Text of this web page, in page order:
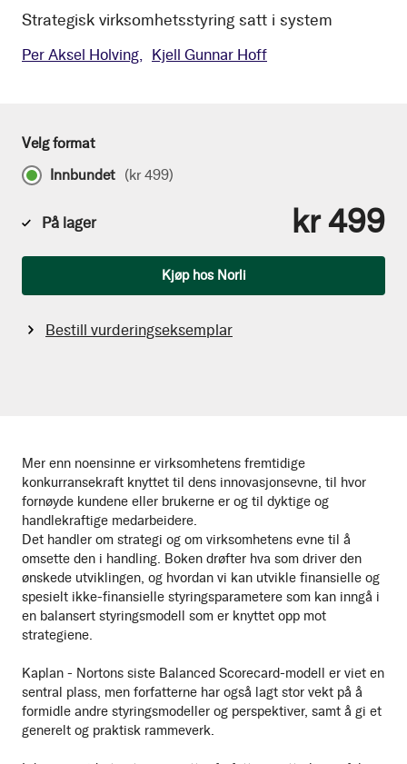
Strategisk virksomhetsstyring satt i system
Per Aksel Holving Kjell Gunnar Hoff
Mer enn noensinne er virksomhetens fremtidige
konkurransekraft knyttet til dens innovasjonsevne, til hvor
fornøyde kundene eller brukerne er og til dyktige og
handlekraftige medarbeidere.
Det handler om strategi og om virksomhetens evne til å
omsette den i handling. Boken drøfter hva som driver den
ønskede utviklingen, og hvordan vi kan utvikle finansielle og
spesielt ikke-finansielle styringsparametere som kan inngå i
en balansert styringsmodell som er knyttet opp mot
strategiene.
Kaplan - Nortons siste Balanced Scorecard-modell er viet en
sentral plass, men forfatterne har også lagt stor vekt på å
formidle andre styringsmodeller og perspektiver, samt å gi et
generelt og praktisk rammeverk.
Velg format
Innbundet (kr 499)
På lager kr 499
Kjøp hos Norli
Bestill vurderingseksemplar